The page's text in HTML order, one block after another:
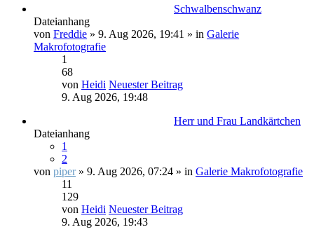
Schwalbenschwanz
Dateianhang
von Freddie » 9. Aug 2026, 19:41 » in Galerie
Makrofotografie
1
68
von Heidi Neuester Beitrag
9. Aug 2026, 19:48
Herr und Frau Landkärtchen
Dateianhang
1
2
von piper» 9. Aug 2026, 07:24 » in Galerie Makrofotografie
11
129
von Heidi Neuester Beitrag
9. Aug 2026, 19:43